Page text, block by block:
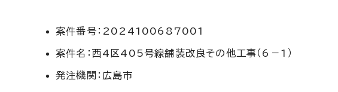
案件番号：2024100687001
案件名：西4区405号線舗装改良その他工事（6－1）
発注機関：広島市